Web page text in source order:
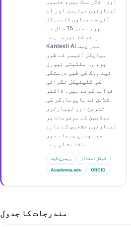
لیبارٹری میڈیسن اور اے
آئی سے معاون کلینیکل
تجزیے میں 15 سال سے
زائد کا تجربہ ہے۔
Kantesti AI میں چیف
میڈیکل آفیسر کے طور
پر، وہ ملکیتی نیورل
نیٹ ورک کی طبی درستگی
کی کلینیکل نگرانی
فراہم کرتے ہیں۔ ڈاکٹر
کلائن نے بایومارکر کی
تشریح اور لیبارٹری
میڈیسن کے موضوعات پر
لیبارٹری تشخیص کے بارے
میں وسیع پیمانے پر
اشاعت کی ہے۔.
ریسرچ گیٹ گوگل اسکالر
Academia.edu ORCID
مندرجات کا جدول